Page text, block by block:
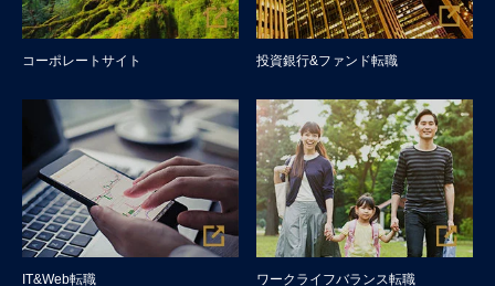
コーポレートサイト 投資銀行&ファンド転職
IT&Web転職 ワークライフバランス転職